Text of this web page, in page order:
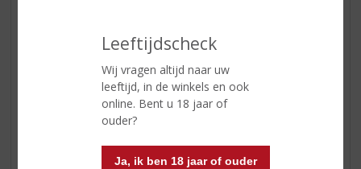
Leeftijdscheck
Wij vragen altijd naar uw
leeftijd, in de winkels en ook
online. Bent u 18 jaar of
ouder?
Ja, ik ben 18 jaar of ouder
Reviews
Schrijf een review
Er zijn nog geen reviews geplaatst voor dit product